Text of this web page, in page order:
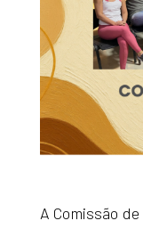
A Comissão